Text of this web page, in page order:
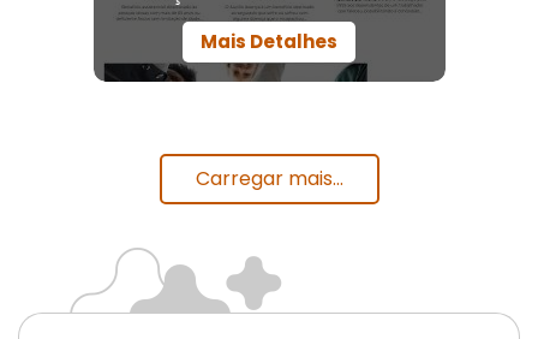
Mais Detalhes
Carregar mais...